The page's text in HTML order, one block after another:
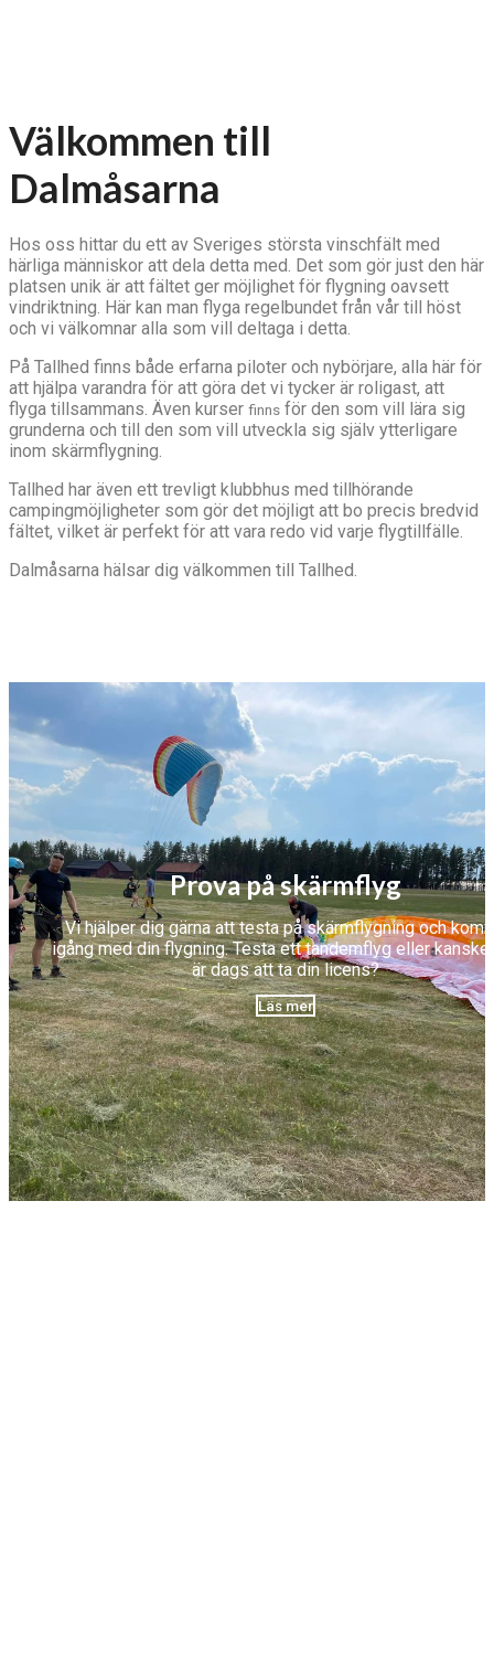
Välkommen till
Dalmåsarna
Hos oss hittar du ett av Sveriges största vinschfält med
härliga människor att dela detta med. Det som gör just den här
platsen unik är att fältet ger möjlighet för flygning oavsett
vindriktning. Här kan man flyga regelbundet från vår till höst
och vi välkomnar alla som vill deltaga i detta.
På Tallhed finns både erfarna piloter och nybörjare, alla här för
att hjälpa varandra för att göra det vi tycker är roligast, att
flyga tillsammans. Även kurser finns för den som vill lära sig
grunderna och till den som vill utveckla sig själv ytterligare
inom skärmflygning.
Tallhed har även ett trevligt klubbhus med tillhörande
campingmöjligheter som gör det möjligt att bo precis bredvid
fältet, vilket är perfekt för att vara redo vid varje flygtillfälle.
Dalmåsarna hälsar dig välkommen till Tallhed.
Prova på skärmflyg
Vi hjälper dig gärna att testa på skärmflygning och
igång med din flygning. Testa ett tandemflyg eller
är dags att ta din licens?
Läs mer